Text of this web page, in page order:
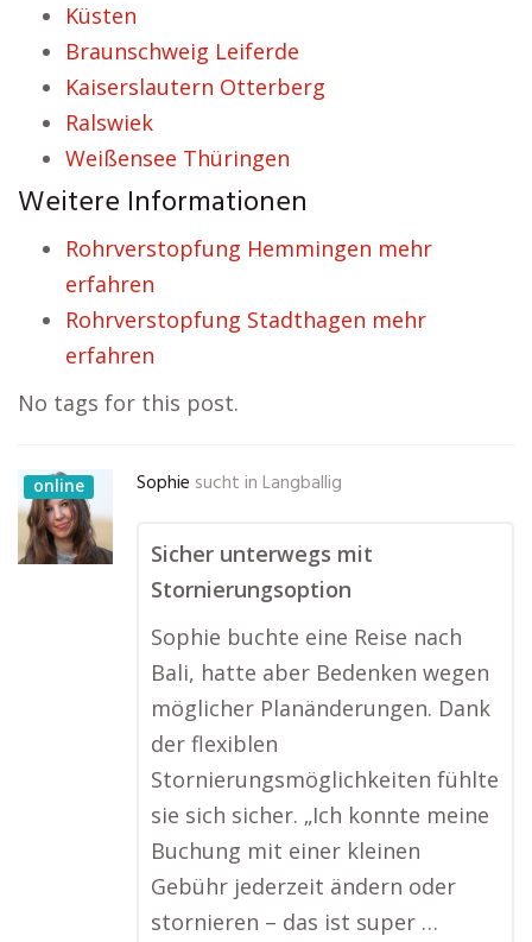
Küsten
Braunschweig Leiferde
Kaiserslautern Otterberg
Ralswiek
Weißensee Thüringen
Weitere Informationen
Rohrverstopfung Hemmingen mehr
erfahren
Rohrverstopfung Stadthagen mehr
erfahren
No tags for this post.
online Sophie sucht in Langballig
Sicher unterwegs mit
Stornierungsoption
Sophie buchte eine Reise nach
Bali, hatte aber Bedenken wegen
möglicher Planänderungen. Dank
der flexiblen
Stornierungsmöglichkeiten fühlte
sie sich sicher. „Ich konnte meine
Buchung mit einer kleinen
Gebühr jederzeit ändern oder
stornieren – das ist super …